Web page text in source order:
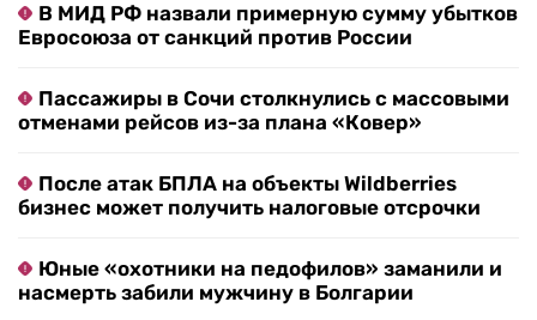
В МИД РФ назвали примерную сумму убытков
Евросоюза от санкций против России
Пассажиры в Сочи столкнулись с массовыми
отменами рейсов из-за плана «Ковер»
После атак БПЛА на объекты Wildberries
бизнес может получить налоговые отсрочки
Юные «охотники на педофилов» заманили и
насмерть забили мужчину в Болгарии